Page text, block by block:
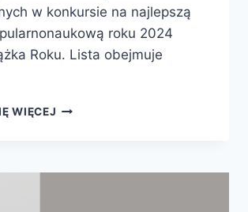
w konkursie na najlepszą
roku 2024
Roku. Lista obejmuje
WIĘCEJ MĄDRA
–